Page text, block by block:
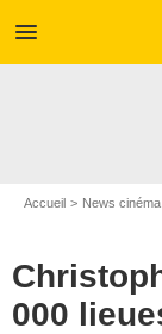
menu
Accueil News
000